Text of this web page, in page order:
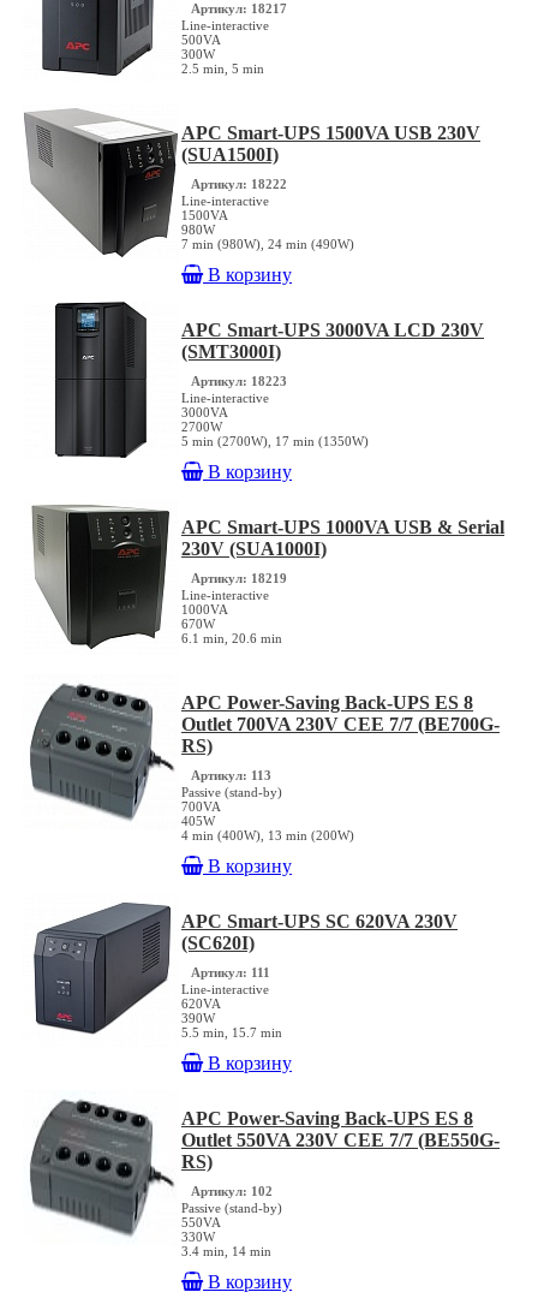
Артикул: 18217
Line-interactive
500VA
300W
2.5 min, 5 min
APC Smart-UPS 1500VA USB 230V
(SUA1500I)
Артикул: 18222
Line-interactive
1500VA
980W
7 min (980W), 24 min (490W)
В корзину
APC Smart-UPS 3000VA LCD 230V
(SMT3000I)
Артикул: 18223
Line-interactive
3000VA
2700W
5 min (2700W), 17 min (1350W)
В корзину
APC Smart-UPS 1000VA USB & Serial
230V (SUA1000I)
Артикул: 18219
Line-interactive
1000VA
670W
6.1 min, 20.6 min
APC Power-Saving Back-UPS ES 8
Outlet 700VA 230V CEE 7/7 (BE700G-
RS)
Артикул: 113
Passive (stand-by)
700VA
405W
4 min (400W), 13 min (200W)
В корзину
APC Smart-UPS SC 620VA 230V
(SC620I)
Артикул: 111
Line-interactive
620VA
390W
5.5 min, 15.7 min
В корзину
APC Power-Saving Back-UPS ES 8
Outlet 550VA 230V CEE 7/7 (BE550G-
RS)
Артикул: 102
Passive (stand-by)
550VA
330W
3.4 min, 14 min
В корзину